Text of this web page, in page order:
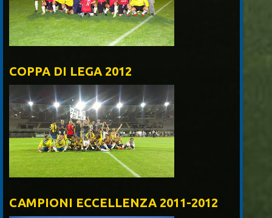
COPPA DI LEGA 2012
CAMPIONI ECCELLENZA 2011-2012